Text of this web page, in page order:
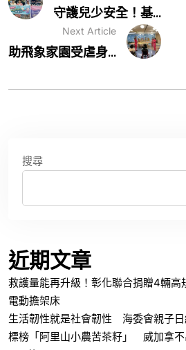
守護兒少安全！基...
Next Article
助飛象家園受虐身...
搜尋
近期文章
救護量能再升級！彰化聯合捐贈4輛
電動擔架床
生活韌性就是社會韌性 海委會親子
標榜「阿里山小農苦茶籽」 威加拿